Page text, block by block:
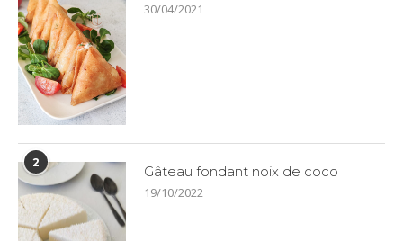
30/04/2021
2
Gâteau fondant noix de coco
19/10/2022